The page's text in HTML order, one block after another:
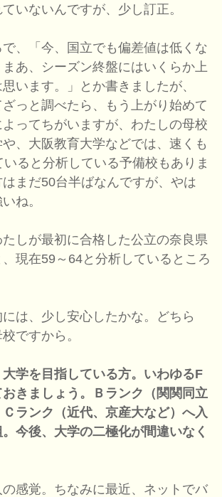
いないんですが、少し訂正。
、「今、国立でも偏差値は低くな
あ、シーズン終盤にはいくらか上
います。」とか書きましたが、
っと調べたら、もう上がり始めて
ってちがいますが、わたしの母校
、大阪教育大学などでは、速くも
ると分析している予備校もありま
まだ50台半ばなんですが、やは
ね。
しが最初に合格した公立の奈良県
現在59～64と分析しているところ
は、少し安心したかな。どちら
ですから。
学を目指している方。いわゆるF
きましょう。Ｂランク（関関同立
ランク（近代、京産大など）へ入
今後、大学の二極化が間違いなく
の感覚。ちなみに最近、ネットでバ